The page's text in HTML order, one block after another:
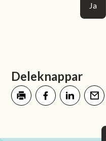
Ja
Deleknappar